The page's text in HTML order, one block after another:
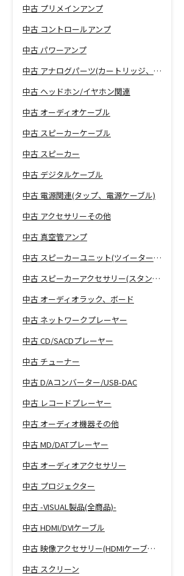
中古 プリメインアンプ
中古 コントロールアンプ
中古 パワーアンプ
中古 アナログパーツ(カートリッジ、シェル等)
中古 ヘッドホン/イヤホン関連
中古 オーディオケーブル
中古 スピーカーケーブル
中古 スピーカー
中古 デジタルケーブル
中古 電源関連(タップ、電源ケーブル)
中古 アクセサリーその他
中古 真空管アンプ
中古 スピーカーユニット(ツイーター、ウーファー等)
中古 スピーカーアクセサリー(スタンド等)
中古 オーディオラック、ボード
中古 ネットワークプレーヤー
中古 CD/SACDプレーヤー
中古 チューナー
中古 D/Aコンバーター/USB-DAC
中古 レコードプレーヤー
中古 オーディオ機器その他
中古 MD/DATプレーヤー
中古 オーディオアクセサリー
中古 プロジェクター
中古 -VISUAL製品(全商品)-
中古 HDMI/DVIケーブル
中古 映像アクセサリー(HDMIケーブル等)
中古 スクリーン